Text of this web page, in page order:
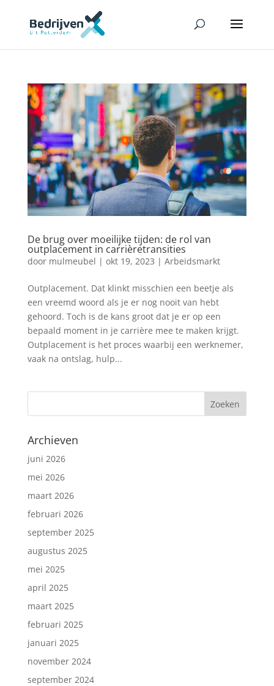
De brug over moeilijke tijden: de rol van
outplacement in carrièretransities
door mulmeubel | okt 19, 2023 | Arbeidsmarkt
Outplacement. Dat klinkt misschien een beetje als
een vreemd woord als je er nog nooit van hebt
gehoord. Toch is de kans groot dat je er op een
bepaald moment in je carrière mee te maken krijgt.
Outplacement is het proces waarbij een werknemer,
vaak na ontslag, hulp...
Archieven
juni 2026
mei 2026
maart 2026
februari 2026
september 2025
augustus 2025
mei 2025
april 2025
maart 2025
februari 2025
januari 2025
november 2024
september 2024